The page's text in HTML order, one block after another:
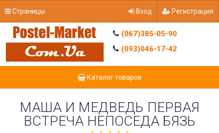
Страницы Вход Регистрация
(067)385-05-90
(093)046-17-42
Каталог товаров
МАША И МЕДВЕДЬ ПЕРВАЯ
ВСТРЕЧА НЕПОСЕДА БЯЗЬ